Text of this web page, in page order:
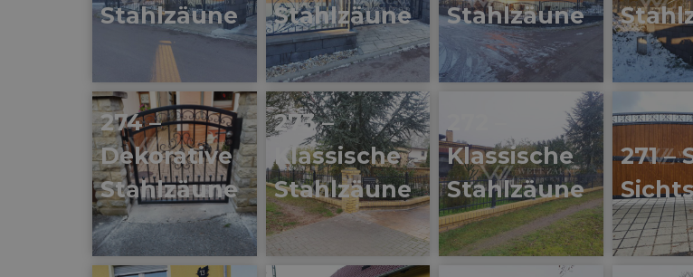
Stahlzäune
Stahlzäune
Stahlzäune
274 –
Dekorative
Stahlzäune
273 –
Klassische
Stahlzäune
272 –
Klassische
Stahlzäune
271 –